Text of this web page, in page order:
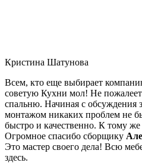
Кристина Шатунова
Всем, кто еще выбирает
советую Кухни мол! Не
спальню. Начиная с обсуждения
монтажом никаких проблем не
быстро и качественно. К тому
Огромное спасибо сборщику
Это мастер своего дела! Всю
здесь.